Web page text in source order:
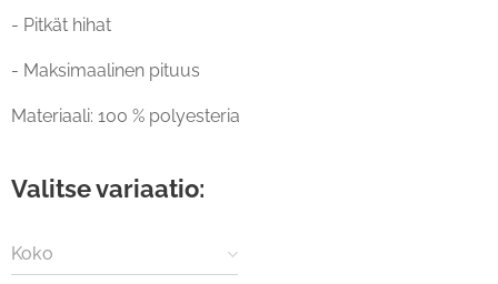
- Pitkät hihat
- Maksimaalinen pituus
Materiaali: 100 % polyesteria
Valitse variaatio:
Koko